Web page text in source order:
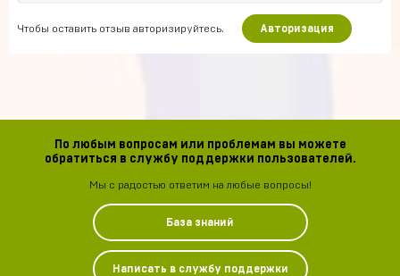
Чтобы оставить отзыв авторизируйтесь. Авторизация
По любым вопросам или проблемам вы можете
обратиться в службу поддержки пользователей.
Мы с радостью ответим на любые вопросы!
База знаний
Написать в службу поддержки